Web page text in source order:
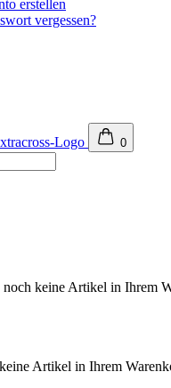
erstellen
vergessen?
0
noch keine Artikel in Ihrem
Artikel in Ihrem